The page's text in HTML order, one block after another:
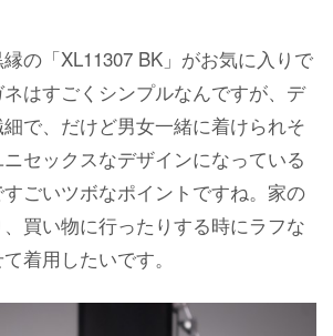
縁の「XL11307 BK」がお気に入りで
はすごくシンプルなんですが、デ
で、だけど男女一緒に着けられそ
セックスなデザインになっている
ごいツボなポイントですね。家の
買い物に行ったりする時にラフな
着用したいです。